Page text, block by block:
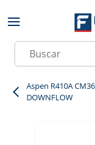
Skip to main
Site Search
Aspen R410A
DOWNFLOW